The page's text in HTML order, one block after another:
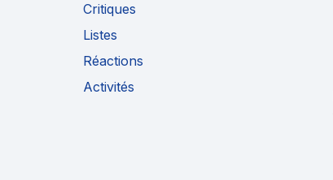
Critiques
Listes
Réactions
Activités